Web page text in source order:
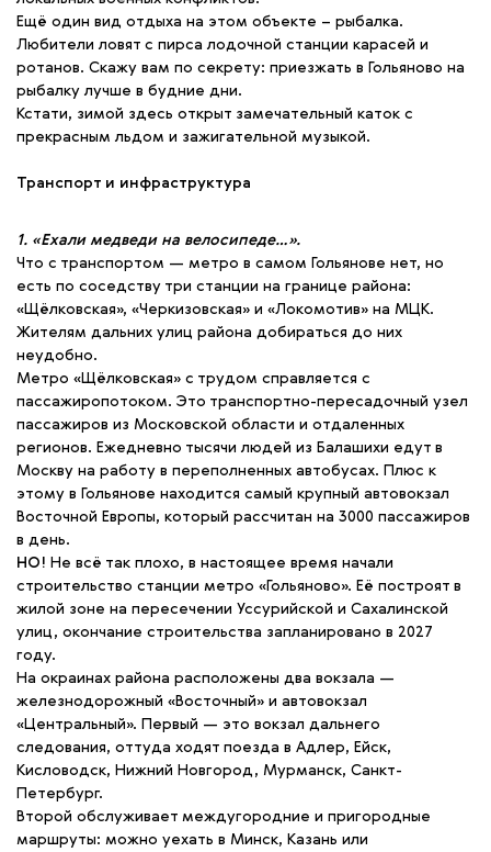
Ещё один вид отдыха на этом объекте – рыбалка.
Любители ловят с пирса лодочной станции карасей и
ротанов. Скажу вам по секрету: приезжать в Гольяново на
рыбалку лучше в будние дни.
Кстати, зимой здесь открыт замечательный каток с
прекрасным льдом и зажигательной музыкой.
Транспорт и инфраструктура
1. «Ехали медведи на велосипеде…».
Что с транспортом — метро в самом Гольянове нет, но
есть по соседству три станции на границе района:
«Щёлковская», «Черкизовская» и «Локомотив» на МЦК.
Жителям дальних улиц района добираться до них
неудобно.
Метро «Щёлковская» с трудом справляется с
пассажиропотоком. Это транспортно-пересадочный узел
пассажиров из Московской области и отдаленных
регионов. Ежедневно тысячи людей из Балашихи едут в
Москву на работу в переполненных автобусах. Плюс к
этому в Гольянове находится самый крупный автовокзал
Восточной Европы, который рассчитан на 3000 пассажиров
в день.
НО! Не всё так плохо, в настоящее время начали
строительство станции метро «Гольяново». Её построят в
жилой зоне на пересечении Уссурийской и Сахалинской
улиц, окончание строительства запланировано в 2027
году.
На окраинах района расположены два вокзала —
железнодорожный «Восточный» и автовокзал
«Центральный». Первый — это вокзал дальнего
следования, оттуда ходят поезда в Адлер, Ейск,
Кисловодск, Нижний Новгород, Мурманск, Санкт-
Петербург.
Второй обслуживает междугородние и пригородные
маршруты: можно уехать в Минск, Казань или